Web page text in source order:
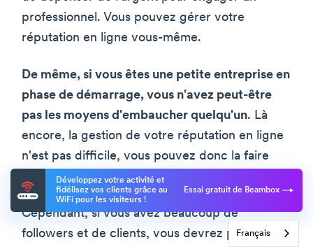
professionnel. Vous pouvez gérer votre
réputation en ligne vous-même.
De même, si vous êtes une petite entreprise en
phase de démarrage, vous n'avez peut-être
pas les moyens d'embaucher quelqu'un. Là
encore, la gestion de votre réputation en ligne
n'est pas difficile, vous pouvez donc la faire
vous-même.
Cependant, si vous avez beaucoup de
followers et de clients, vous devrez peut-être
Développez votre activité et
fidélisez vos clients grâce au
WiFi pour les visiteurs !
Essai gratuit de Beambox
Français